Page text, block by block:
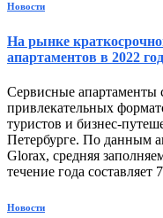
Новости
На рынке
апартаментов в 2022
Сервисные апартаменты
привлекательных
туристов и бизнес-
Петербурге. По данным
Glorax, средняя
течение года составляет
Новости